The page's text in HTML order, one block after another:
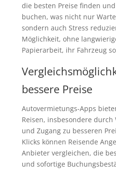
die besten Preise finden
buchen, was nicht nur
sondern auch Stress
Möglichkeit, ohne
Papierarbeit, ihr Fahrzeug
bessere Preise
Autovermietungs-Apps
Reisen, insbesondere
und Zugang zu besseren
Klicks können Reisende
Anbieter vergleichen, die
und sofortige